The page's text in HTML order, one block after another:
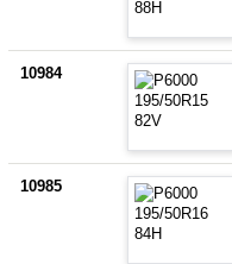
10984
10985